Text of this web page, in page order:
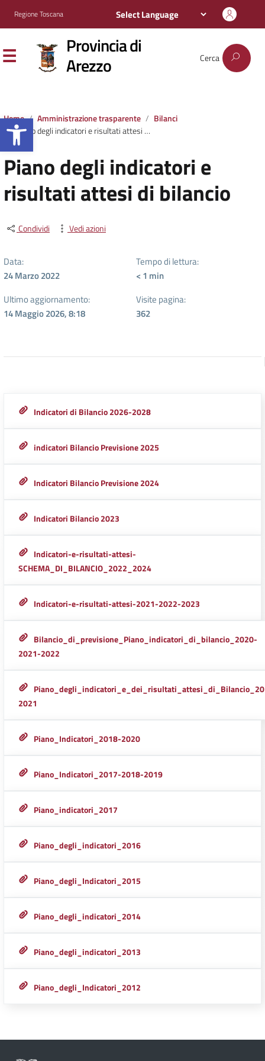
Apri la barra degli strumenti
Regione Toscana
Provincia di
Arezzo Cerca
Home Amministrazione trasparente
Bilanci
Piano degli indicatori e risultati attesi di bilancio
Piano degli indicatori e
risultati attesi di bilancio
Condividi Vedi azioni
Data:
24 Marzo 2022
Tempo di lettura:
< 1 min
Ultimo aggiornamento:
14 Maggio 2026, 8:18
Visite pagina:
362
Indicatori di Bilancio 2026-2028
indicatori Bilancio Previsione 2025
Indicatori Bilancio Previsione 2024
Indicatori Bilancio 2023
Indicatori-e-risultati-attesi-
SCHEMA_DI_BILANCIO_2022_2024
Indicatori-e-risultati-attesi-2021-2022-2023
Bilancio_di_previsione_Piano_indicatori_di_bilancio_2020-
2021-2022
2021
Piano_Indicatori_2018-2020
Piano_Indicatori_2017-2018-2019
Piano_indicatori_2017
Piano_degli_indicatori_2016
Piano_degli_Indicatori_2015
Piano_degli_indicatori_2014
Piano_degli_indicatori_2013
Piano_degli_Indicatori_2012